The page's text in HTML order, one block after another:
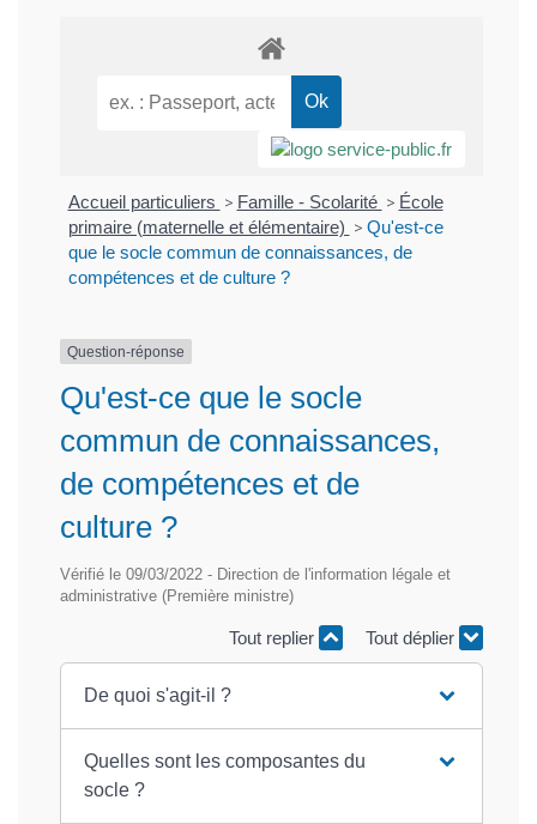
Accueil particuliers > Famille - Scolarité > École
primaire (maternelle et élémentaire) > Qu'est-ce
que le socle commun de connaissances, de
compétences et de culture ?
Question-réponse
Qu'est-ce que le socle
commun de connaissances,
de compétences et de
culture ?
Vérifié le 09/03/2022 - Direction de l'information légale et
administrative (Première ministre)
Tout replier Tout déplier
De quoi s'agit-il ?
Quelles sont les composantes du
socle ?